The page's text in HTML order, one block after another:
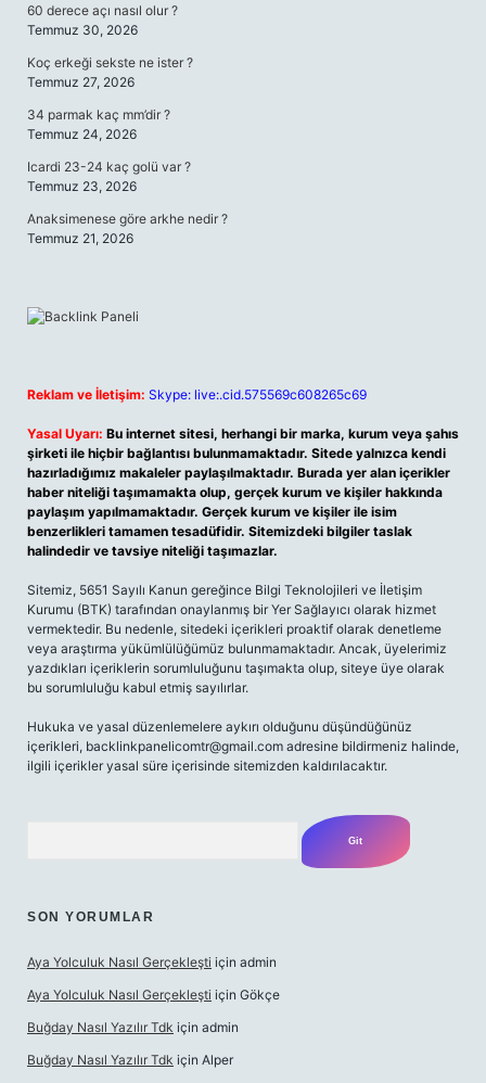
60 derece açı nasıl olur ?
Temmuz 30, 2026
Koç erkeği sekste ne ister ?
Temmuz 27, 2026
34 parmak kaç mm’dir ?
Temmuz 24, 2026
Icardi 23-24 kaç golü var ?
Temmuz 23, 2026
Anaksimenese göre arkhe nedir ?
Temmuz 21, 2026
Reklam ve İletişim: Skype: live:.cid.575569c608265c69
Yasal Uyarı: Bu internet sitesi, herhangi bir marka, kurum veya şahıs
şirketi ile hiçbir bağlantısı bulunmamaktadır. Sitede yalnızca kendi
hazırladığımız makaleler paylaşılmaktadır. Burada yer alan içerikler
haber niteliği taşımamakta olup, gerçek kurum ve kişiler hakkında
paylaşım yapılmamaktadır. Gerçek kurum ve kişiler ile isim
benzerlikleri tamamen tesadüfidir. Sitemizdeki bilgiler taslak
halindedir ve tavsiye niteliği taşımazlar.
Sitemiz, 5651 Sayılı Kanun gereğince Bilgi Teknolojileri ve İletişim
Kurumu (BTK) tarafından onaylanmış bir Yer Sağlayıcı olarak hizmet
vermektedir. Bu nedenle, sitedeki içerikleri proaktif olarak denetleme
veya araştırma yükümlülüğümüz bulunmamaktadır. Ancak, üyelerimiz
yazdıkları içeriklerin sorumluluğunu taşımakta olup, siteye üye olarak
bu sorumluluğu kabul etmiş sayılırlar.
Hukuka ve yasal düzenlemelere aykırı olduğunu düşündüğünüz
içerikleri, backlinkpanelicomtr@gmail.com adresine bildirmeniz halinde,
ilgili içerikler yasal süre içerisinde sitemizden kaldırılacaktır.
SON YORUMLAR
Aya Yolculuk Nasıl Gerçekleşti için admin
Aya Yolculuk Nasıl Gerçekleşti için Gökçe
Buğday Nasıl Yazılır Tdk için admin
Buğday Nasıl Yazılır Tdk için Alper